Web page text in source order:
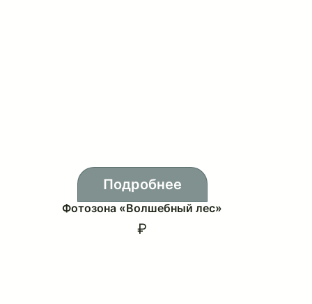
Подробнее
Фотозона «Волшебный лес»
₽